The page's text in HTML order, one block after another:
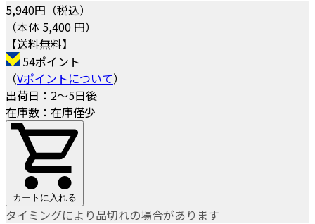
5,940円（税込）
（本体 5,400 円）
【送料無料】
54ポイント
（Vポイントについて）
出荷日：2～5日後
在庫数：在庫僅少
カートに入れる
タイミングにより品切れの場合があります